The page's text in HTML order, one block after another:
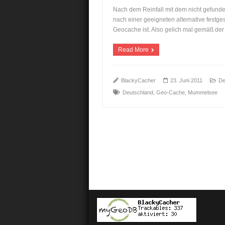
Nach dem Reinfall mit dem nicht
nach einer geeigneten alternative
Geocache ist. Also gelich mal gemäß
Read More
BlackyCacher 23. Juni 2011
Deutschland Geo-Cache Mummelsee